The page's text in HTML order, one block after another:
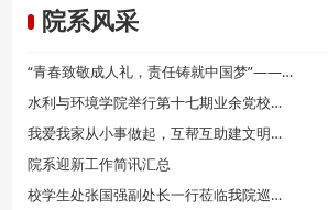
院系风采
“青春致敬成人礼，责任铸就中国梦”——教育系成功举办第三届成人礼仪式
水利与环境学院举行第十七期业余党校暨第十三期团学干部培训班开班典礼
我爱我家从小事做起，互帮互助建文明郑大
院系迎新工作简讯汇总
校学生处张国强副处长一行莅临我院巡视期末考试工作